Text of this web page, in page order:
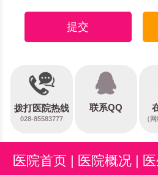
提交
拨打医院热线
028-85583777
联系QQ
（
医院首页 | 医院概况 |